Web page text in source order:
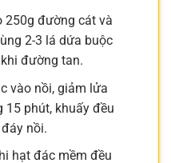
250g đường cát và
2-3 lá dứa buộc
đường tan.
vào nồi, giảm lửa
15 phút, khuấy đều
nồi.
hạt đác mềm đều